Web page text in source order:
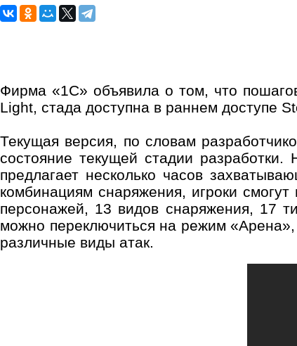
Фирма «1C» объявила о том, что
Light, стада доступна в раннем доступе
Текущая версия, по словам
состояние текущей стадии
предлагает несколько часов
комбинациям снаряжения, игроки
персонажей, 13 видов снаряжения, 17
можно переключиться на режим
различные виды атак.